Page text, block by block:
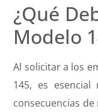
¿Qué
Modelo
Al solicitar a los
145, es
consecuencias